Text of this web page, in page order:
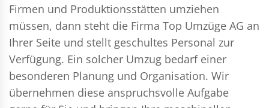
Firmen und Produktionsstätten umziehen
müssen, dann steht die Firma Top Umzüge AG an
Ihrer Seite und stellt geschultes Personal zur
Verfügung. Ein solcher Umzug bedarf einer
besonderen Planung und Organisation. Wir
übernehmen diese anspruchsvolle Aufgabe